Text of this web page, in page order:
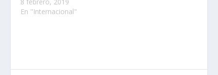
En "Internacional"